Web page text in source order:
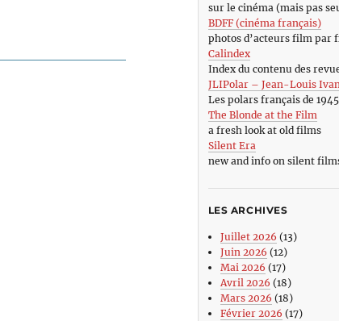
sur le cinéma (mais pas
BDFF (cinéma français)
photos d’acteurs film par
Calindex
Index du contenu des
JLIPolar – Jean-Louis
Les polars français de
The Blonde at the Film
a fresh look at old films
Silent Era
new and info on silent
LES ARCHIVES
Juillet 2026 (13)
Juin 2026 (12)
Mai 2026 (17)
Avril 2026 (18)
Mars 2026 (18)
Février 2026 (17)